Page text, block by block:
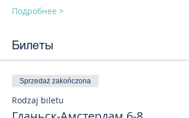
Подробнее >
Билеты
Sprzedaż zakończona
Rodzaj biletu